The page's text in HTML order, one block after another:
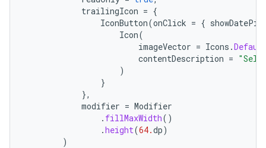
trailingIcon = {
IconButton(onClick = {
Icon(
imageVector = Icons .
contentDescription =
)
}
},
modifier = Modifier
. fillMaxWidth()
.height(64.dp)
)